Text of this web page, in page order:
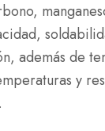
además de
y